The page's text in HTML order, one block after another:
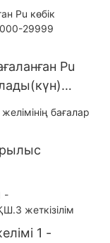
Pu
1 -